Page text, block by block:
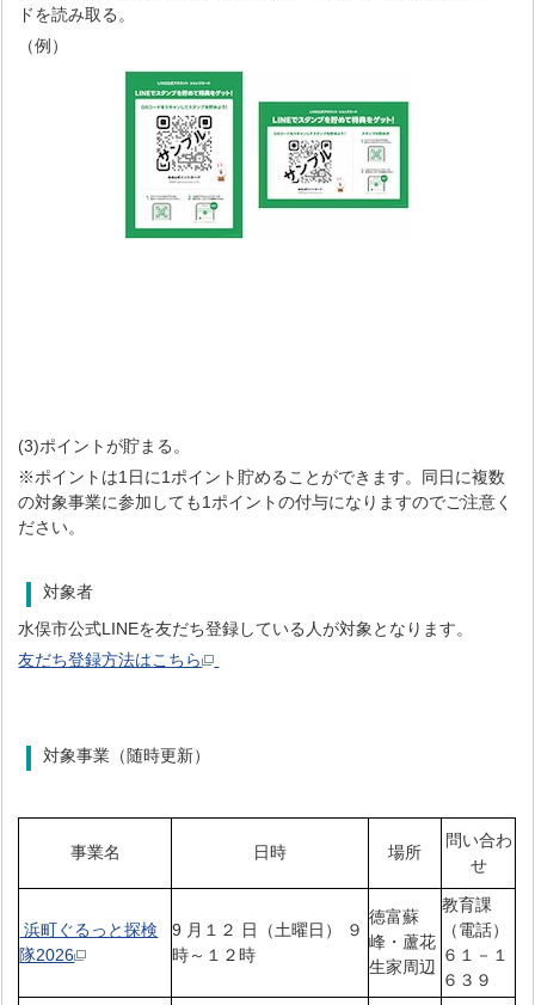
ドを読み取る。
（例）
(3)ポイントが貯まる。
※ポイントは1日に1ポイント貯めることができます。同日に複数
の対象事業に参加しても1ポイントの付与になりますのでご注意く
ださい。
対象者
水俣市公式LINEを友だち登録している人が対象となります。
友だち登録方法はこちら
対象事業（随時更新）
事業名 日時 場所
問い合わ
せ
浜町ぐるっと探検
隊2026
9 月１２ 日（土曜日） ９
時～１２時
徳富蘇
峰・蘆花
生家周辺
教育課
（電話）
６１－１
６３９